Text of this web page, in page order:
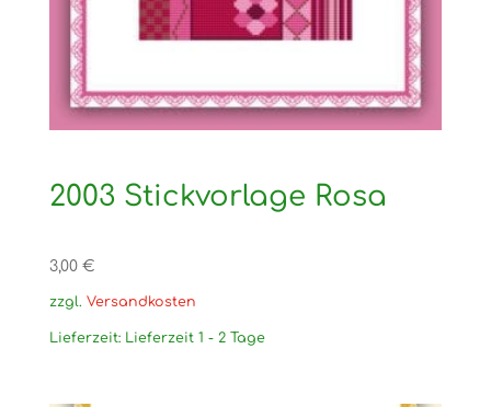
2003 Stickvorlage Rosa
3,00 €
zzgl. Versandkosten
Lieferzeit: Lieferzeit 1 - 2 Tage